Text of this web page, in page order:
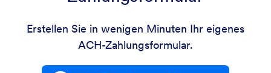
Erstellen Sie in wenigen Minuten Ihr eigenes
ACH-Zahlungsformular.